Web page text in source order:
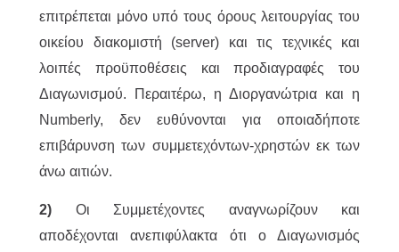
επιτρέπεται μόνο υπό τους όρους λειτουργίας του
οικείου διακομιστή (server) και τις τεχνικές και
λοιπές προϋποθέσεις και προδιαγραφές του
Διαγωνισμού. Περαιτέρω, η Διοργανώτρια και η
Numberly, δεν ευθύνονται για οποιαδήποτε
επιβάρυνση των συμμετεχόντων-χρηστών εκ των
άνω αιτιών.
2) Οι Συμμετέχοντες αναγνωρίζουν και
αποδέχονται ανεπιφύλακτα ότι ο Διαγωνισμός